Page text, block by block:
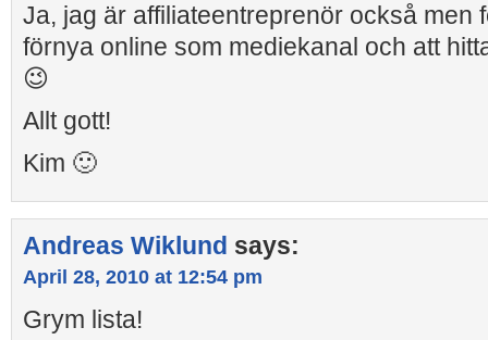
Ja, jag är affiliateentreprenör också men
förnya online som mediekanal och att
😉
Allt gott!
Kim 🙂
Andreas Wiklund says:
April 28, 2010 at 12:54 pm
Grym lista!